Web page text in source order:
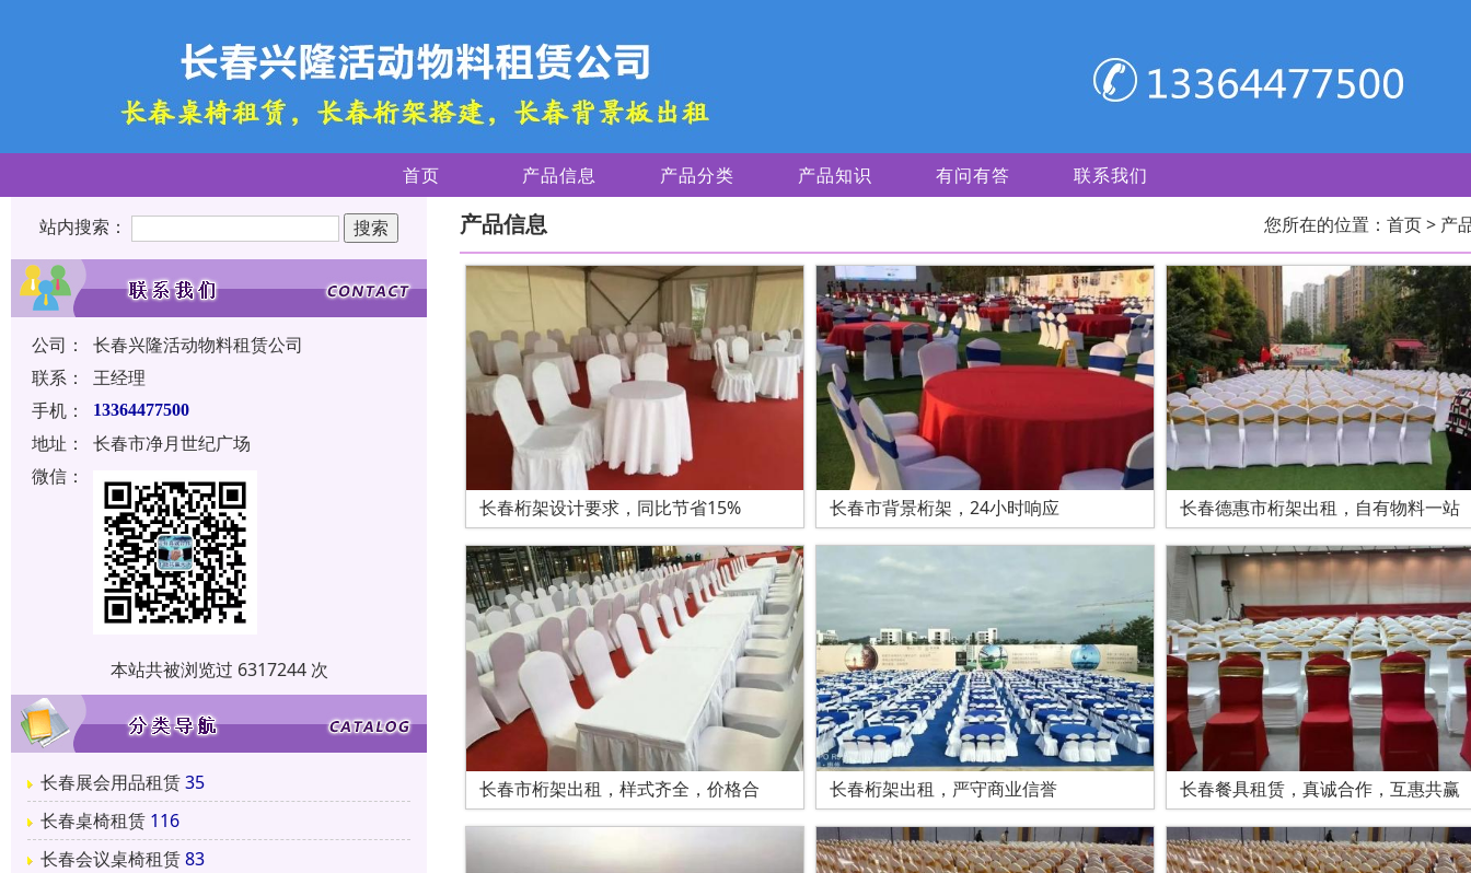
首页 产品信息 产品分类 产品知识 有问有答 联系我们
站内搜索：
公司：
长春兴隆活动物料租赁公司
联系：
王经理
手机：
13364477500
地址：
长春市净月世纪广场
微信：
本站共被浏览过 6317244 次
长春展会用品租赁35
长春桌椅租赁 116
长春会议桌椅租赁83
产品信息 您所在的位置： 首页> 产
长春桁架设计要求，同比节省15% 长春市背景桁架，24小时响应 长春德惠市桁架出租，自有物料一站
长春市桁架出租，样式齐全，价格合 长春桁架出租，严守商业信誉 长春餐具租赁，真诚合作，互惠共赢